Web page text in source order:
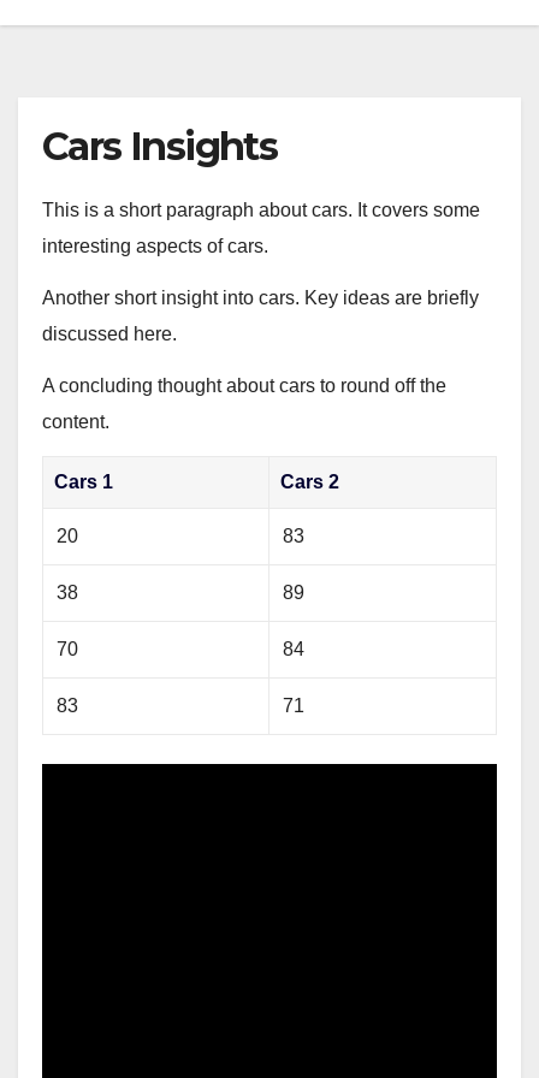
Cars Insights
This is a short paragraph about cars. It covers some
interesting aspects of cars.
Another short insight into cars. Key ideas are briefly
discussed here.
A concluding thought about cars to round off the
content.
Cars 1 Cars 2
20 83
38 89
70 84
83 71